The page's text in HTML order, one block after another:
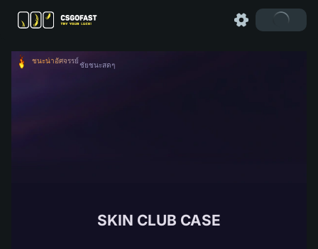
ชนะน่าอัศจรรย์
ชัยชนะสดๆ
SKIN CLUB CASE